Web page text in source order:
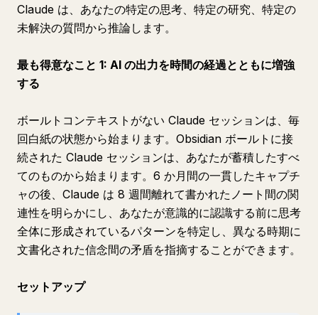
Claude は、あなたの特定の思考、特定の研究、特定の
未解決の質問から推論します。
最も得意なこと 1: AI の出力を時間の経過とともに増強
する
ボールトコンテキストがない Claude セッションは、毎
回白紙の状態から始まります。Obsidian ボールトに接
続された Claude セッションは、あなたが蓄積したすべ
てのものから始まります。6 か月間の一貫したキャプチ
ャの後、Claude は 8 週間離れて書かれたノート間の関
連性を明らかにし、あなたが意識的に認識する前に思考
全体に形成されているパターンを特定し、異なる時期に
文書化された信念間の矛盾を指摘することができます。
セットアップ